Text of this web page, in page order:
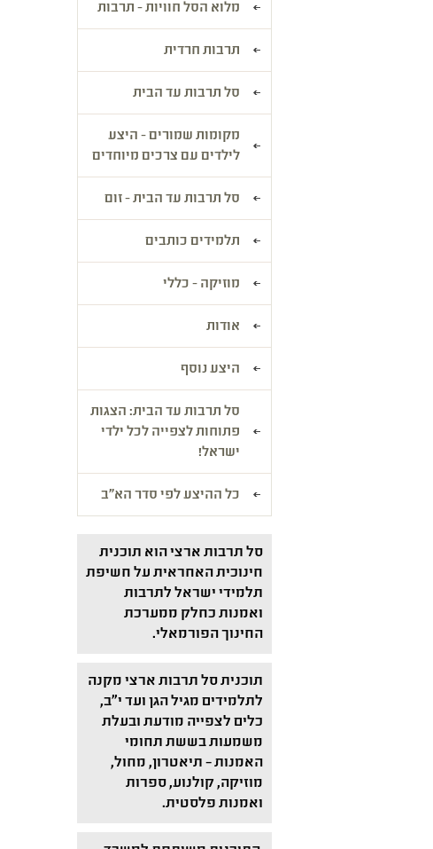
מלוא הסל חוויות - תרבות
תרבות חרדית
סל תרבות עד הבית
מקומות שמורים - היצע
לילדים עם צרכים מיוחדים
סל תרבות עד הבית - זום
תלמידים כותבים
מוזיקה - כללי
אודות
היצע נוסף
סל תרבות עד הבית: הצגות
פתוחות לצפייה לכל ילדי
ישראל!
כל ההיצע לפי סדר הא"ב
סל תרבות ארצי הוא תוכנית
חינוכית האחראית על חשיפת
תלמידי ישראל לתרבות
ואמנות כחלק ממערכת
החינוך הפורמאלי.
תוכנית סל תרבות ארצי מקנה
לתלמידים מגיל הגן ועד י"ב,
כלים לצפייה מודעת ובעלת
משמעות בששת תחומי
האמנות – תיאטרון, מחול,
מוזיקה, קולנוע, ספרות
ואמנות פלסטית.